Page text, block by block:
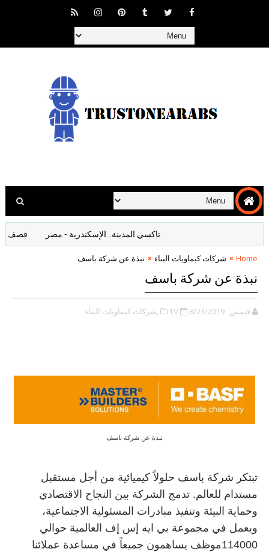
تاكسي المدينة.. الإسكندرية - مصر قصف المانيا
Home شركات كيماويات البناء نبذة عن شركة باسف
نبذة عن شركة باسف
فيمس TV 8/23/2019 ,شركات كيماويات البناء
نبذة عن شركة باسف
تبتكر شركة باسف حلولاً كيميائية من أجل مستقبل
مستدام للعالم. تدمج الشركة بين النجاح الاقتصادي
وحماية البيئة وتنفيذ مبادرات المسئولية الاجتماعية،
ويعمل في مجموعة بي ايه إس إف العالمية حوالي
114000موظف يساهمون جميعاً في مساعدة عملائنا